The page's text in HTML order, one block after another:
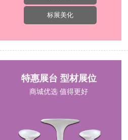
标展美化
商城优选 值得更好
特惠展台 型材展位